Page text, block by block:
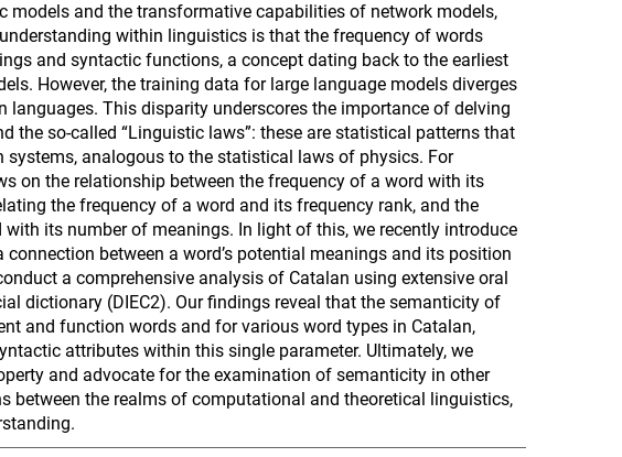
models and the transformative capabilities of network models,
within linguistics is that the frequency of words
and syntactic functions, a concept dating back to the earliest
However, the training data for large language models diverges
This disparity underscores the importance of delving
the so-called “Linguistic laws”: these are statistical patterns that
analogous to the statistical laws of physics. For
on the relationship between the frequency of a word with its
the frequency of a word and its frequency rank, and the
its number of meanings. In light of this, we recently introduce
between a word’s potential meanings and its position
a comprehensive analysis of Catalan using extensive oral
dictionary (DIEC2). Our findings reveal that the semanticity of
and function words and for various word types in Catalan,
attributes within this single parameter. Ultimately, we
and advocate for the examination of semanticity in other
between the realms of computational and theoretical linguistics,